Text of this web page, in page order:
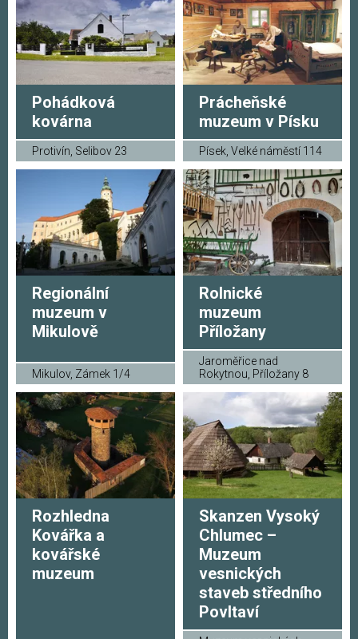
Pohádková
kovárna
Protivín, Selibov 23
Prácheňské
muzeum v Písku
Písek, Velké náměstí 114
Regionální
muzeum v
Mikulově
Mikulov, Zámek 1/4
Rolnické
muzeum
Příložany
Jaroměřice nad
Rokytnou, Příložany 8
Rozhledna
Kovářka a
kovářské
muzeum
Skanzen Vysoký
Chlumec –
Muzeum
vesnických
staveb středního
Povltaví